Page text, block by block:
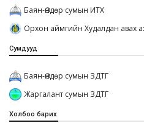
Баян-Өндөр сумын ИТХ
Орхон аймгийн Худалдан авах
Сумдууд
Баян-Өндөр сумын ЗДТГ
Жаргалант сумын ЗДТГ
Холбоо барих